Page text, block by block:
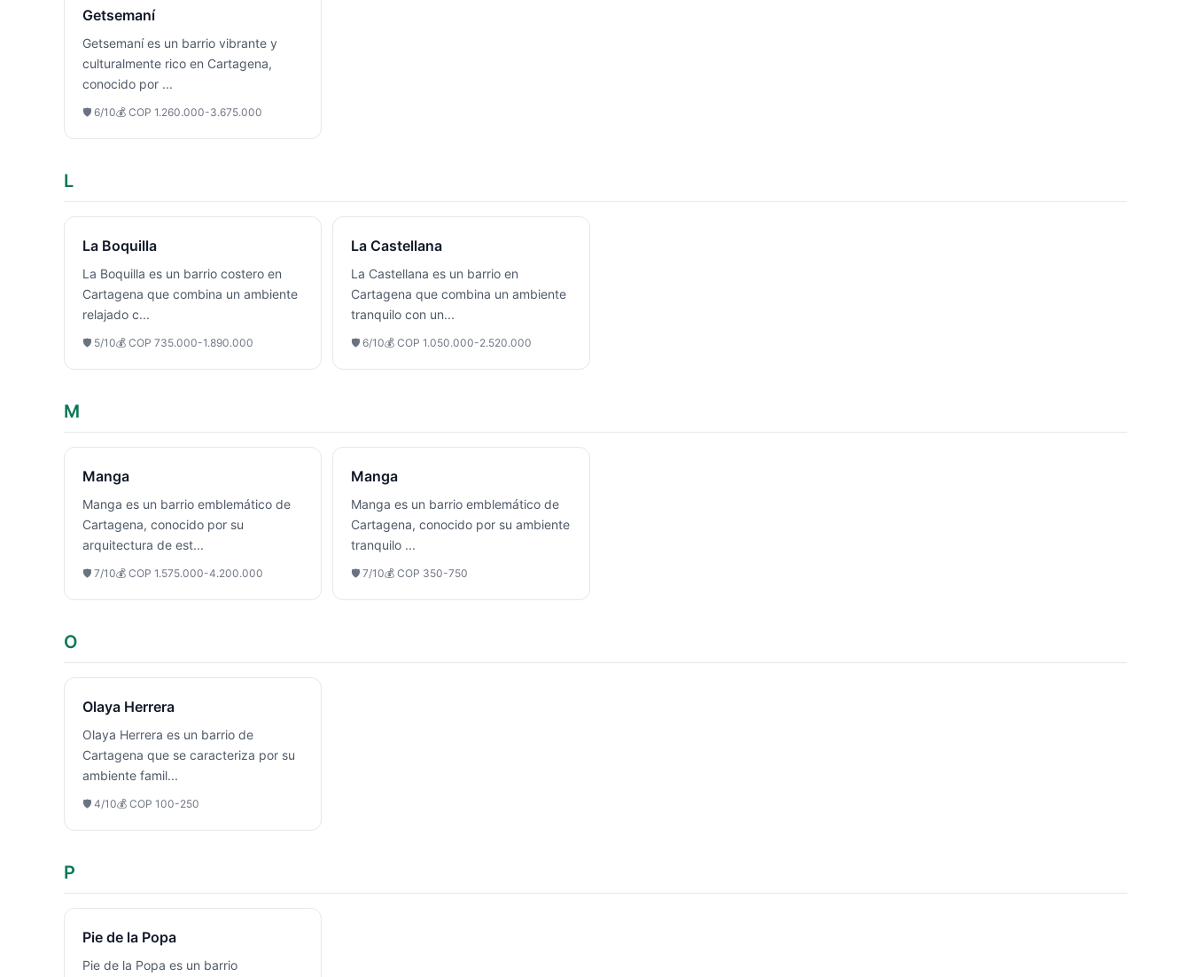
Getsemaní
Getsemaní es un barrio vibrante y
culturalmente rico en Cartagena,
conocido por ...
🛡️ 6/10💰 COP 1.260.000-3.675.000
L
La Boquilla
La Boquilla es un barrio costero en
Cartagena que combina un ambiente
relajado c...
🛡️ 5/10💰 COP 735.000-1.890.000
La Castellana
La Castellana es un barrio en
Cartagena que combina un ambiente
tranquilo con un...
🛡️ 6/10💰 COP 1.050.000-2.520.000
M
Manga
Manga es un barrio emblemático de
Cartagena, conocido por su
arquitectura de est...
🛡️ 7/10💰 COP 1.575.000-4.200.000
Manga
Manga es un barrio emblemático de
Cartagena, conocido por su ambiente
tranquilo ...
🛡️ 7/10💰 COP 350-750
O
Olaya Herrera
Olaya Herrera es un barrio de
Cartagena que se caracteriza por su
ambiente famil...
🛡️ 4/10💰 COP 100-250
P
Pie de la Popa
Pie de la Popa es un barrio